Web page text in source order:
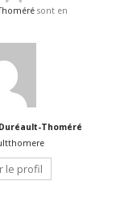
sont en
Thoméré
le profil